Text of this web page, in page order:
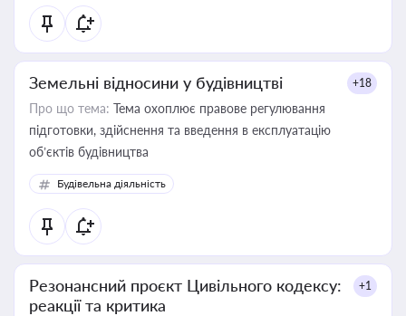
Земельні відносини у будівництві +18
Про що тема: Тема охоплює правове регулювання
підготовки, здійснення та введення в експлуатацію
об’єктів будівництва
Будівельна діяльність
Резонансний проєкт Цивільного кодексу:
реакції та критика
+1